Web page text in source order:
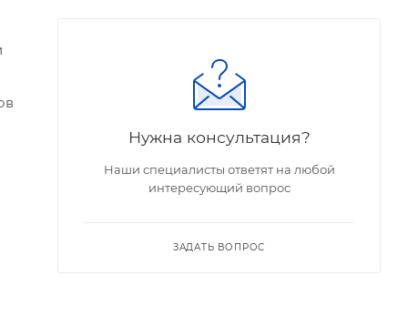
Нужна консультация?
Наши специалисты ответят на любой
интересующий вопрос
ЗАДАТЬ ВОПРОС